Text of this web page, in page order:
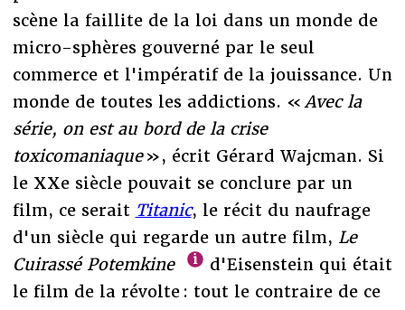
scène la faillite de la loi dans un monde de
micro-sphères gouverné par le seul
commerce et l'impératif de la jouissance. Un
monde de toutes les addictions. «Avec la
série, on est au bord de la crise
toxicomaniaque», écrit Gérard Wajcman. Si
le XXe siècle pouvait se conclure par un
film, ce serait Titanic, le récit du naufrage
d'un siècle qui regarde un autre film, Le
Cuirassé Potemkine
d'Eisenstein qui était
le film de la révolte : tout le contraire de ce